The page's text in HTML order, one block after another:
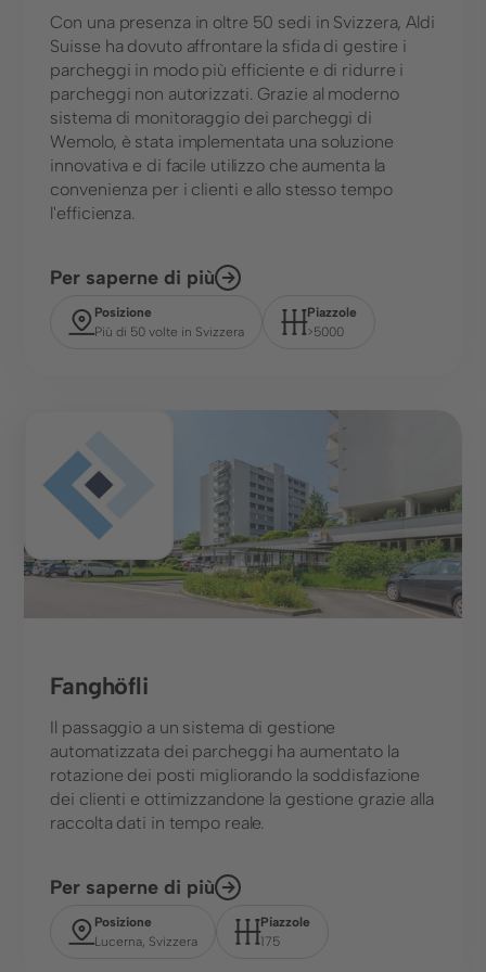
Con una presenza in oltre 50 sedi in Svizzera, Aldi
Suisse ha dovuto affrontare la sfida di gestire i
parcheggi in modo più efficiente e di ridurre i
parcheggi non autorizzati. Grazie al moderno
sistema di monitoraggio dei parcheggi di
Wemolo, è stata implementata una soluzione
innovativa e di facile utilizzo che aumenta la
convenienza per i clienti e allo stesso tempo
l'efficienza.
Per saperne di più
Posizione
Più di 50 volte in Svizzera
Piazzole
>5000
Centro
Fanghöfli
Il passaggio a un sistema di gestione
automatizzata dei parcheggi ha aumentato la
rotazione dei posti migliorando la soddisfazione
dei clienti e ottimizzandone la gestione grazie alla
raccolta dati in tempo reale.
Per saperne di più
Posizione
Lucerna, Svizzera
Piazzole
175
Lingua
Soluzioni
Gestione del parcheggio
Affitto di posti auto
Commercio al dettaglio
Infrastrutture, autosilo e fiere
Ristorazione e settore alberghiero
Strutture per il tempo libero
Strutture sanitarie
Azienda
Chi siamo
Carriere
Stampa ed eventi